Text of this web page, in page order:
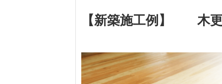
【新築施工例】 木更